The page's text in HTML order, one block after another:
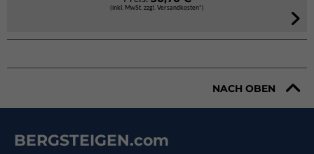
(inkl. MwSt. zzgl. Versandkosten*)
NACH OBEN
BERGSTEIGEN.com